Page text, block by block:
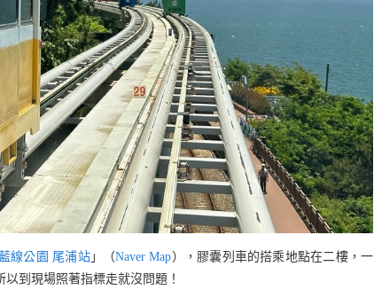
線公園 尾浦站」（Naver Map），膠囊列車的搭乘地點在二樓，一
到現場照著指標走就沒問題！